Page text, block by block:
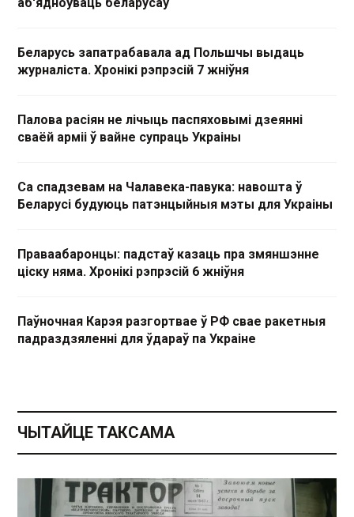
Беларусь запатрабавала ад Польшчы выдаць
журналіста. Хронікі рэпрэсій 7 жніўня
Палова расіян не лічыць паспяховымі дзеянні
сваёй арміі ў вайне супраць Украіны
Са спадзевам на Чалавека-павука: навошта ў
Беларусі будуюць патэнцыйныя мэты для Украіны
Праваабаронцы: падстаў казаць пра змяншэнне
ціску няма. Хронікі рэпрэсій 6 жніўня
Паўночная Карэя разгортвае ў РФ свае ракетныя
падраздзяленні для ўдараў па Украіне
ЧЫТАЙЦЕ ТАКСАМА